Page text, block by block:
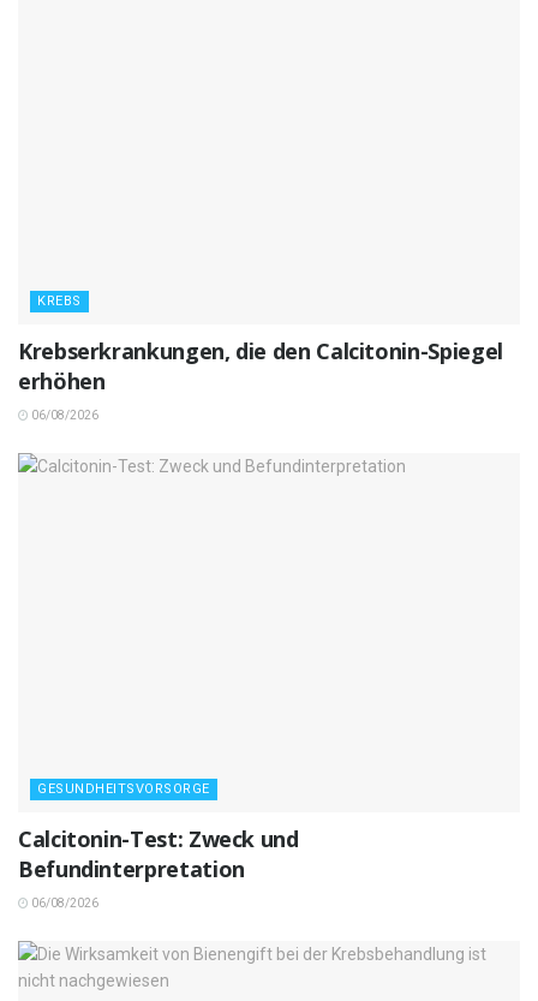
KREBS
Krebserkrankungen, die den Calcitonin-Spiegel
erhöhen
06/08/2026
GESUNDHEITSVORSORGE
Calcitonin-Test: Zweck und
Befundinterpretation
06/08/2026